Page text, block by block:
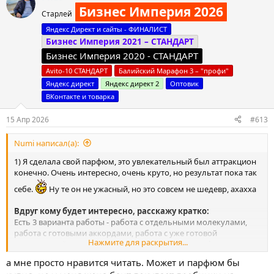
ц
и
Старлей Бизнес Империя 2026
Яндекс Директ и сайты - ФИНАЛИСТ
Бизнес Империя 2021 – СТАНДАРТ
Бизнес Империя 2020 - СТАНДАРТ
Avito-10 СТАНДАРТ
Балийский Марафон 3 – "профи"
Яндекс директ
Яндекс директ 2
Оптовик
ВКонтакте и товарка
15 Апр 2026 #613
Numi написал(а):
1) Я сделала свой парфюм, это увлекательный был аттракцион
конечно. Очень интересно, очень круто, но результат пока так
себе.
Ну те он не ужасный, но это совсем не шедевр, ахахха
Вдруг кому будет интересно, расскажу кратко:
Есть 3 варианта работы - работа с отдельными молекулами,
работа с готовыми аккордами, работа с уже готовой
композицией (ну это фигня конечно, но такого дофига)
У нас была работа с готовыми аккордами. Те например, чтобы
сделать какую-то легкую цветочную композицию, например с
Нажмите для раскрытия...
а мне просто нравится читать. Может и парфюм бы